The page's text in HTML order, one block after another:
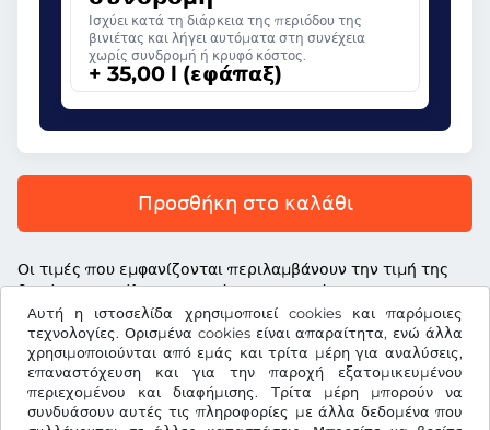
Αυτή η ιστοσελίδα χρησιμοποιεί cookies και παρόμοιες
τεχνολογίες. Ορισμένα cookies είναι απαραίτητα, ενώ άλλα
χρησιμοποιούνται από εμάς και τρίτα μέρη για αναλύσεις,
επαναστόχευση και για την παροχή εξατομικευμένου
περιεχομένου και διαφήμισης. Τρίτα μέρη μπορούν να
συνδυάσουν αυτές τις πληροφορίες με άλλα δεδομένα που
Ισχύει κατά τη διάρκεια της περιόδου της
βινιέτας και λήγει αυτόματα στη συνέχεια
χωρίς συνδρομή ή κρυφό κόστος.
+ 35,00 l (εφάπαξ)
Προσθήκη στο καλάθι
Οι τιμές που εμφανίζονται περιλαμβάνουν την τιμή της
βινιέτας, το τέλος υπηρεσίας και τον νόμιμο ΦΠΑ
RON